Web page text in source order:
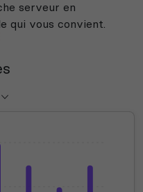
serveur en
qui vous convient.